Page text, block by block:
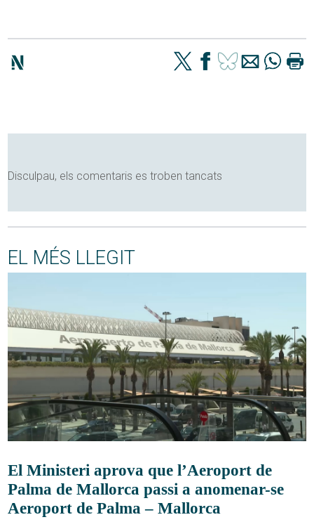
Disculpau, els comentaris es troben tancats
EL MÉS LLEGIT
El Ministeri aprova que l’Aeroport de
Palma de Mallorca passi a anomenar-se
Aeroport de Palma – Mallorca